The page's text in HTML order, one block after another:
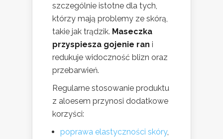
szczególnie istotne dla tych,
którzy mają problemy ze skórą,
takie jak trądzik. Maseczka
przyspiesza gojenie ran i
redukuje widoczność blizn oraz
przebarwień.
Regularne stosowanie produktu
z aloesem przynosi dodatkowe
korzyści:
poprawa elastyczności skóry,